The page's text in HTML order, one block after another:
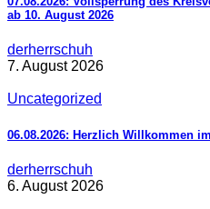
ab 10. August 2026
derherrschuh
7. August 2026
Uncategorized
06.08.2026: Herzlich Willkommen
derherrschuh
6. August 2026